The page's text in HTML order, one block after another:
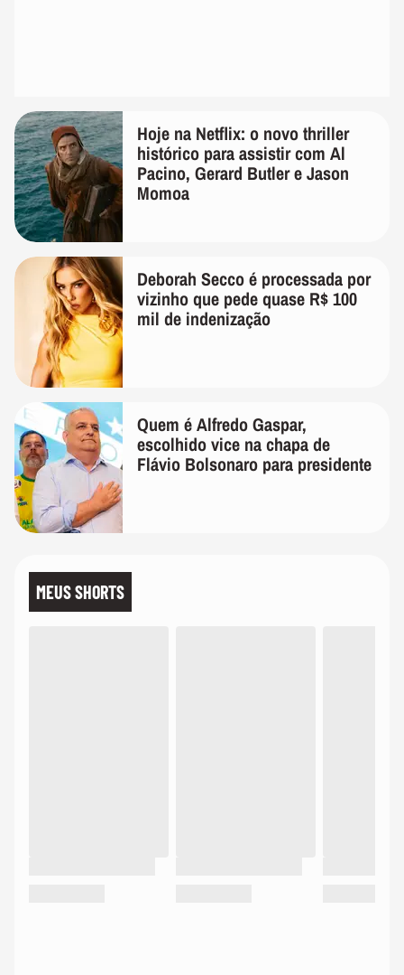
Hoje na Netflix: o novo thriller
histórico para assistir com Al
Pacino, Gerard Butler e Jason
Momoa
Deborah Secco é processada por
vizinho que pede quase R$ 100
mil de indenização
Quem é Alfredo Gaspar,
escolhido vice na chapa de
Flávio Bolsonaro para presidente
MEUS SHORTS